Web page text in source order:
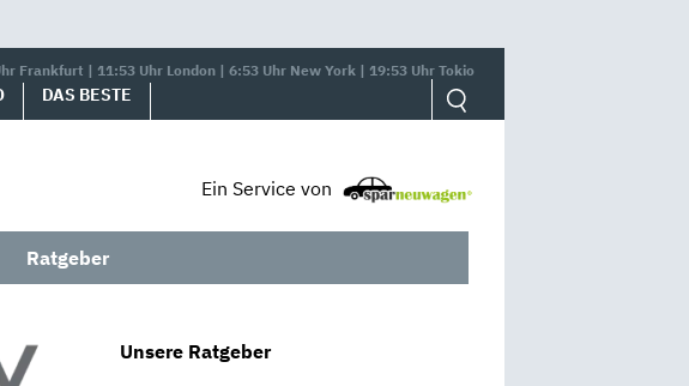
Frankfurt | 11:53 Uhr London | 6:53 Uhr New York | 19:53 Uhr Tokio
DAS BESTE
Ein Service von
Ratgeber
Unsere Ratgeber